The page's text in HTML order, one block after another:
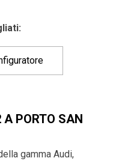
A PORTO SAN
gamma Audi,